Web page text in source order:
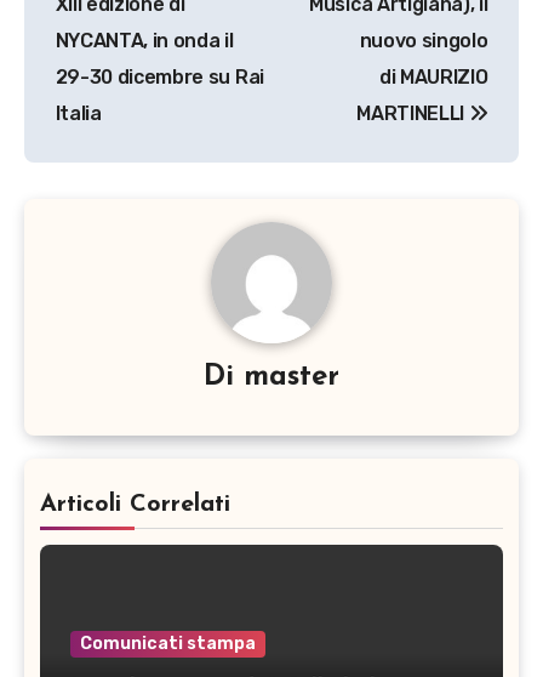
NYCANTA, in onda il
29-30 dicembre su Rai
Italia
nuovo singolo
di MAURIZIO
MARTINELLI
Di master
Articoli Correlati
Comunicati stampa